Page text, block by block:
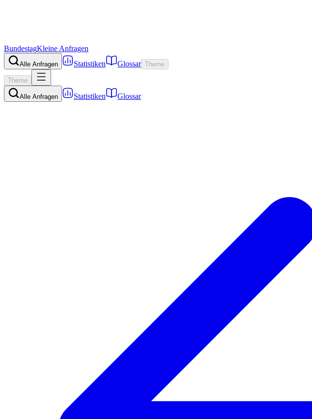
BundestagKleine Anfragen
Alle Anfragen Statistiken Glossar Theme
Theme
Alle Anfragen Statistiken Glossar